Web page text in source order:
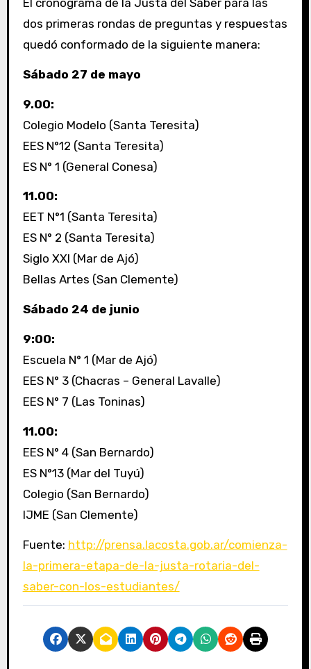
El cronograma de la Justa del Saber para las
dos primeras rondas de preguntas y respuestas
quedó conformado de la siguiente manera:
Sábado 27 de mayo
9.00:
Colegio Modelo (Santa Teresita)
EES N°12 (Santa Teresita)
ES N° 1 (General Conesa)
11.00:
EET N°1 (Santa Teresita)
ES N° 2 (Santa Teresita)
Siglo XXI (Mar de Ajó)
Bellas Artes (San Clemente)
Sábado 24 de junio
9:00:
Escuela N° 1 (Mar de Ajó)
EES N° 3 (Chacras – General Lavalle)
EES N° 7 (Las Toninas)
11.00:
EES N° 4 (San Bernardo)
ES N°13 (Mar del Tuyú)
Colegio (San Bernardo)
IJME (San Clemente)
Fuente: http://prensa.lacosta.gob.ar/comienza-
la-primera-etapa-de-la-justa-rotaria-del-
saber-con-los-estudiantes/